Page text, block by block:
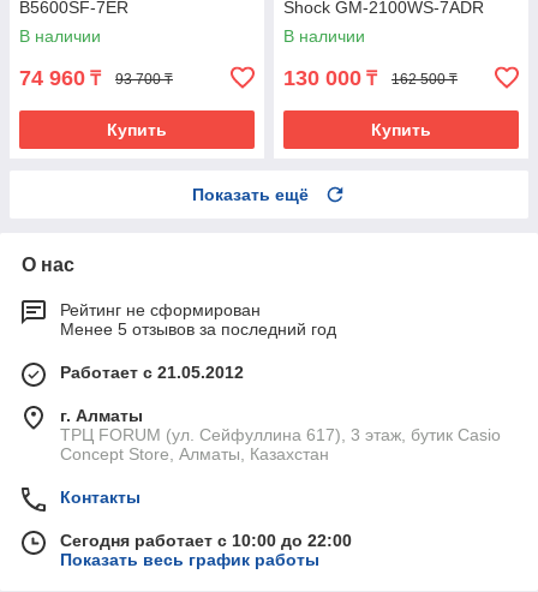
B5600SF-7ER
В наличии
74 960 ₸ 93 700 ₸
Купить
Shock GM-2100WS-7ADR
В наличии
130 000 ₸ 162 500 ₸
Купить
Показать ещё
О нас
Рейтинг не сформирован
Менее 5 отзывов за последний год
Работает с 21.05.2012
г. Алматы
ТРЦ FORUM (ул. Сейфуллина 617), 3 этаж, бутик Casio
Concept Store, Алматы, Казахстан
Контакты
Сегодня работает с 10:00 до 22:00
Показать весь график работы